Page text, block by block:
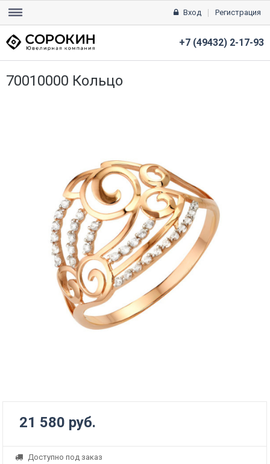
Вход Регистрация
+7 (49432) 2-17-93
70010000 Кольцо
21 580 руб.
Доступно под заказ